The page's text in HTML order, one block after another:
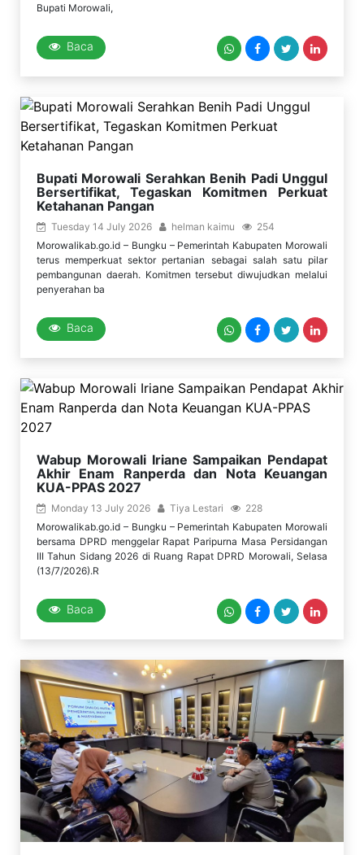
Bupati Morowali,
Baca
Bupati Morowali Serahkan Benih Padi Unggul
Bersertifikat, Tegaskan Komitmen Perkuat
Ketahanan Pangan
Tuesday 14 July 2026 helman kaimu
254
Morowalikab.go.id – Bungku – Pemerintah Kabupaten Morowali
terus memperkuat sektor pertanian sebagai salah satu pilar
pembangunan daerah. Komitmen tersebut diwujudkan melalui
penyerahan ba
Baca
Wabup Morowali Iriane Sampaikan Pendapat
Akhir Enam Ranperda dan Nota Keuangan
KUA-PPAS 2027
Monday 13 July 2026 Tiya Lestari
228
Morowalikab.go.id – Bungku – Pemerintah Kabupaten Morowali
bersama DPRD menggelar Rapat Paripurna Masa Persidangan
III Tahun Sidang 2026 di Ruang Rapat DPRD Morowali, Selasa
(13/7/2026).R
Baca